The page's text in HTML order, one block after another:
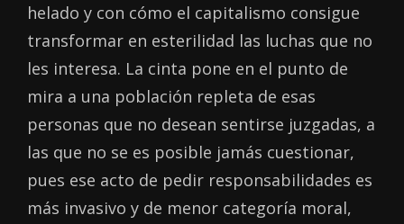
helado y con cómo el capitalismo consigue
transformar en esterilidad las luchas que no
les interesa. La cinta pone en el punto de
mira a una población repleta de esas
personas que no desean sentirse juzgadas, a
las que no se es posible jamás cuestionar,
pues ese acto de pedir responsabilidades es
más invasivo y de menor categoría moral,